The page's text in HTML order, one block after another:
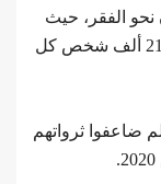
الفقر، حيث
انخفض دخل الكثيرين، وساهم الفقر بوفاة 21 ألف شخص كل
ضاعفوا ثرواتهم